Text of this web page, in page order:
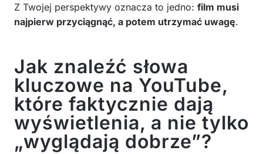
Z Twojej perspektywy oznacza to jedno: film musi
najpierw przyciągnąć, a potem utrzymać uwagę.
Jak znaleźć słowa
kluczowe na YouTube,
które faktycznie dają
wyświetlenia, a nie tylko
„wyglądają dobrze”?